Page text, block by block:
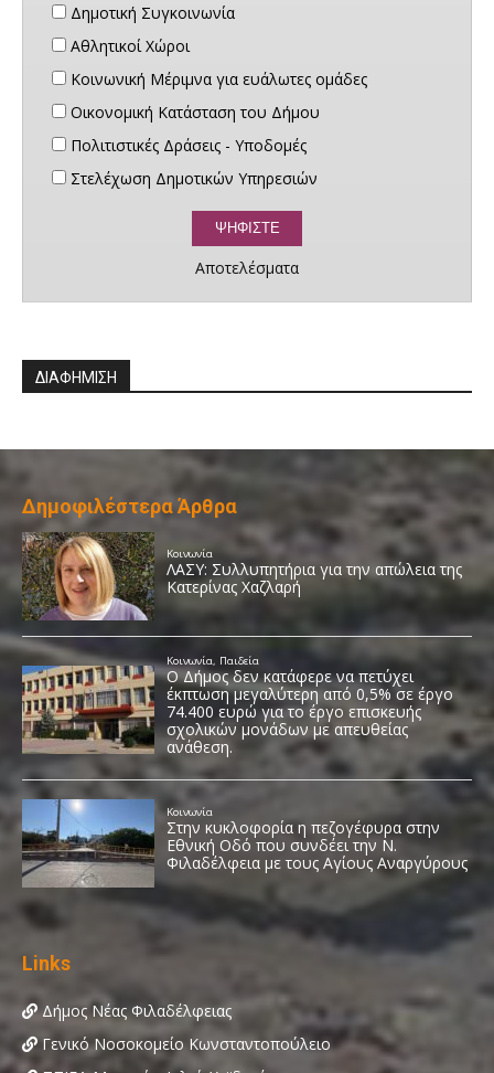
Δημοτική Συγκοινωνία
Αθλητικοί Χώροι
Κοινωνική Μέριμνα για ευάλωτες ομάδες
Οικονομική Κατάσταση του Δήμου
Πολιτιστικές Δράσεις - Υποδομές
Στελέχωση Δημοτικών Υπηρεσιών
Αποτελέσματα
ΔΙΑΦΗΜΙΣΗ
Δημοφιλέστερα Άρθρα
Links
Δήμος Νέας Φιλαδέλφειας
Γενικό Νοσοκομείο Κωνσταντοπούλειο